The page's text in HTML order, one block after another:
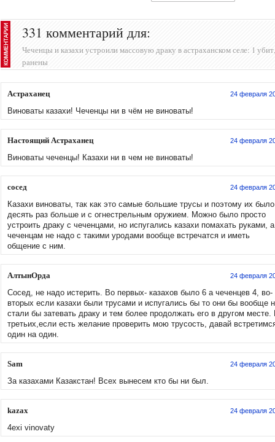
331 комментарий для:
Чеченцы и казахи устроили массовую драку в астраханском селе: 1
ранены
Астраханец 24 февраля
Виноваты казахи! Чеченцы ни в чём не виноваты!
Настоящий Астраханец 24 февраля
Виноваты чеченцы! Казахи ни в чем не виноваты!
сосед 24 февраля
Казахи виноваты, так как это самые большие трусы и поэтому их было
десять раз больше и с огнестрельным оружием. Можно было просто
устроить драку с чеченцами, но испугались казахи помахать руками, а
чеченцам не надо с такими уродами вообще встречатся и иметь
общение с ним.
АлтынОрда 24 февраля
Сосед, не надо истерить. Во первых- казахов было 6 а чеченцев 4, во-
вторых если казахи были трусами и испугались бы то они бы вообще
стали бы затевать драку и тем более продолжать его в другом месте.
третьих,если есть желание проверить мою трусость, давай
один на один.
Sam 24 февраля
За казахами Казакстан! Всех вынесем кто бы ни был.
kazax 24 февраля
4exi vinovaty